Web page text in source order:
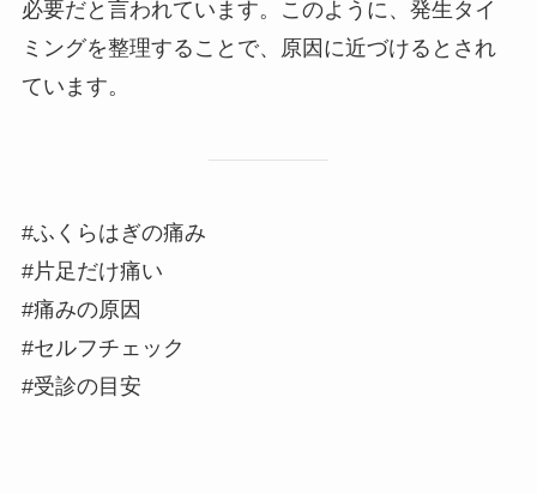
必要だと言われています。このように、発生タイ
ミングを整理することで、原因に近づけるとされ
ています。
#ふくらはぎの痛み
#片足だけ痛い
#痛みの原因
#セルフチェック
#受診の目安